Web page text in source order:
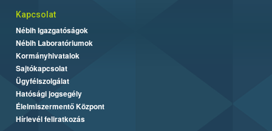
Kapcsolat
Nébih Igazgatóságok
Nébih Laboratóriumok
Kormányhivatalok
Sajtókapcsolat
Ügyfélszolgálat
Hatósági jogsegély
Élelmiszermentő Központ
Hírlevél feliratkozás